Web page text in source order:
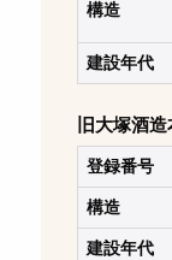
構造
建設年代
旧大塚酒
登録番号
構造
建設年代